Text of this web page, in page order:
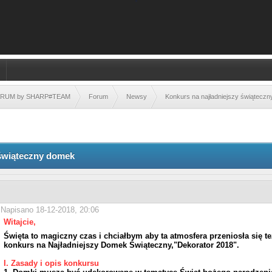
by SHARP#TEAM Forum Newsy Konkurs na najładniejszy
domek
Napisano 18-12-2018, 20:06
Witajcie,
Święta to magiczny czas i chciałbym aby ta atmosfera przeniosła się
konkurs na Najładniejszy Domek Świąteczny,"Dekorator 2018".
I. Zasady i opis konkursu